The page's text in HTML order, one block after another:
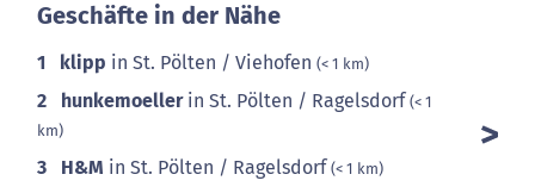
Geschäfte in der Nähe
1 klipp in St. Pölten / Viehofen (< 1 km)
2 hunkemoellerin St. Pölten / Ragelsdorf(< 1
km)
3 H&M in St. Pölten / Ragelsdorf(< 1 km)